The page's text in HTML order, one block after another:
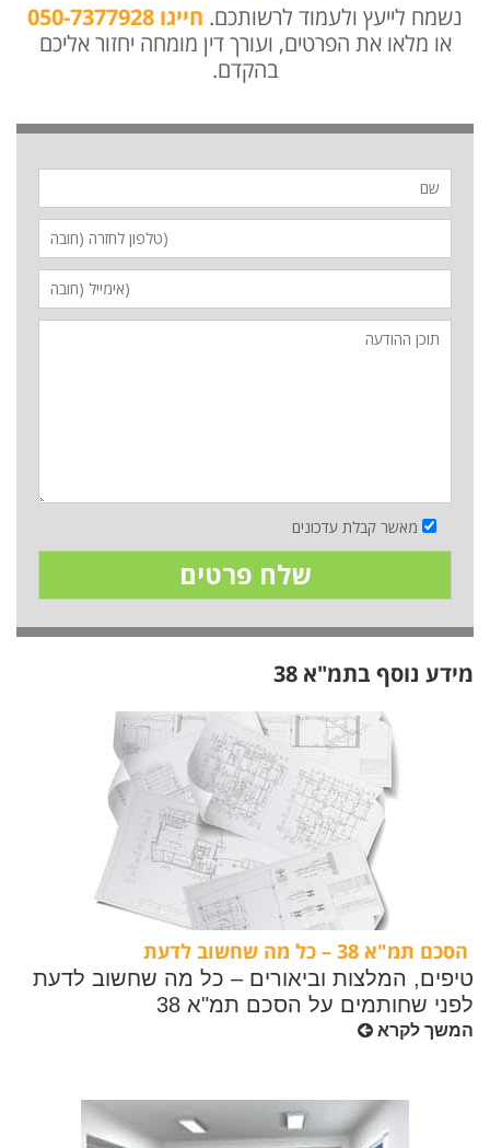
נשמח לייעץ ולעמוד לרשותכם. חייגו 050-7377928
או מלאו את הפרטים, ועורך דין מומחה יחזור אליכם
בהקדם.
מאשר קבלת עדכונים
מידע נוסף בתמ"א 38
הסכם תמ"א 38 – כל מה שחשוב לדעת
טיפים, המלצות וביאורים – כל מה שחשוב לדעת
לפני שחותמים על הסכם תמ"א 38
המשך לקרא